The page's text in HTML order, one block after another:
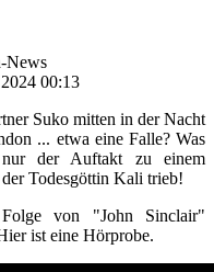
News
00:13
Suko mitten in der Nacht
... etwa eine Falle? Was
der Auftakt zu einem
Todesgöttin Kali trieb!
von "John Sinclair"
ist eine Hörprobe.